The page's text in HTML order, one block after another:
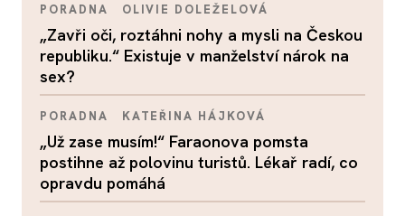
PORADNA OLIVIE DOLEŽELOVÁ
„Zavři oči, roztáhni nohy a mysli na Českou
republiku.“ Existuje v manželství nárok na
sex?
PORADNA KATEŘINA HÁJKOVÁ
„Už zase musím!“ Faraonova pomsta
postihne až polovinu turistů. Lékař radí, co
opravdu pomáhá